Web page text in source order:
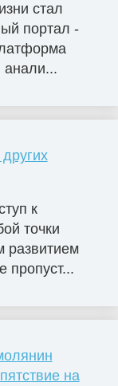
стал
портал -
анали...
к
точки
развитием
пропуст...
на